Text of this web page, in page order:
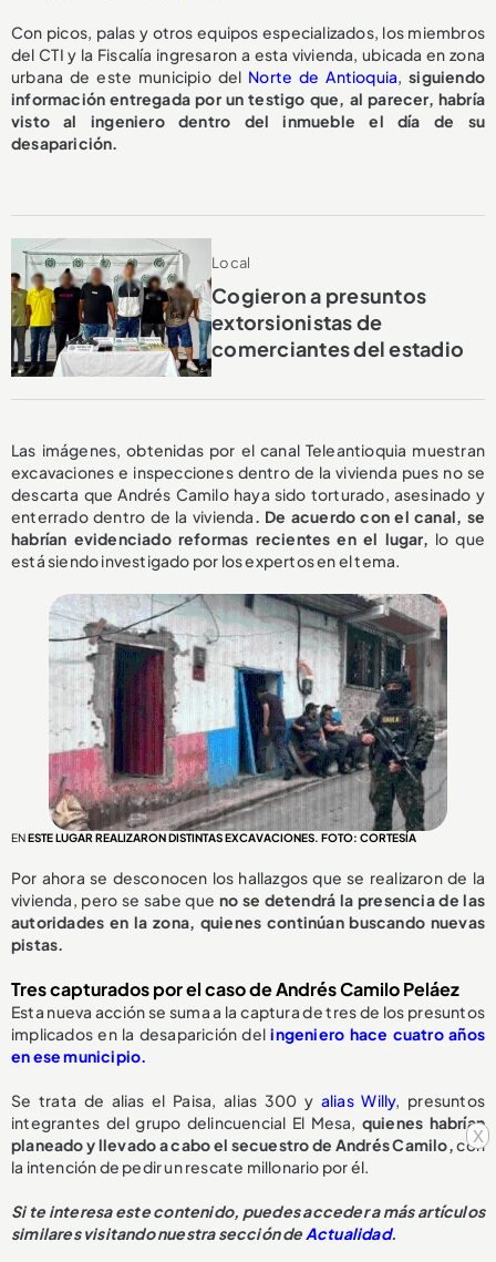
x
Con picos, palas y otros equipos especializados, los miembros
del CTI y la Fiscalía ingresaron a esta vivienda, ubicada en zona
urbana de este municipio del Norte de Antioquia, siguiendo
información entregada por un testigo que, al parecer, habría
visto al ingeniero dentro del inmueble el día de su
desaparición.
Local
Cogieron a presuntos
extorsionistas de
comerciantes del estadio
Las imágenes, obtenidas por el canal Teleantioquia muestran
excavaciones e inspecciones dentro de la vivienda pues no se
descarta que Andrés Camilo haya sido torturado, asesinado y
enterrado dentro de la vivienda. De acuerdo con el canal, se
habrían evidenciado reformas recientes en el lugar, lo que
está siendo investigado por los expertos en el tema.
ENESTE LUGAR REALIZARON DISTINTAS EXCAVACIONES. FOTO: CORTESÍA
Por ahora se desconocen los hallazgos que se realizaron de la
vivienda, pero se sabe que no se detendrá la presencia de las
autoridades en la zona, quienes continúan buscando nuevas
pistas.
Tres capturados por el caso de Andrés Camilo Peláez
Esta nueva acción se suma a la captura de tres de los presuntos
implicados en la desaparición delingeniero hace cuatro años
en ese municipio.
Se trata de alias el Paisa, alias 300 y alias Willy, presuntos
integrantes del grupo delincuencial El Mesa, quienes habrían
planeado y llevado a cabo el secuestro de Andrés Camilo,con
la intención de pedir un rescate millonario por él.
Si te interesa este contenido, puedes acceder a más artículos
similares visitando nuestra sección deActualidad.